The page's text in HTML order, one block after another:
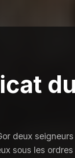
deux
sous les